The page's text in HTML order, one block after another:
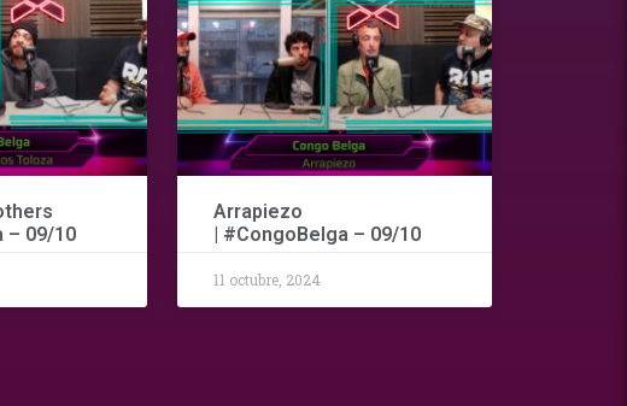
– 09/10
Arrapiezo
| #CongoBelga – 09/10
11 octubre, 2024